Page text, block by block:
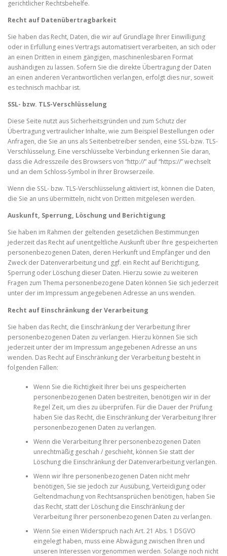
gerichtlicher Rechtsbehelfe.
Recht auf Datenübertragbarkeit
Sie haben das Recht, Daten, die wir auf Grundlage Ihrer Einwilligung
oder in Erfüllung eines Vertrags automatisiert verarbeiten, an sich oder
an einen Dritten in einem gängigen, maschinenlesbaren Format
aushändigen zu lassen. Sofern Sie die direkte Übertragung der Daten
an einen anderen Verantwortlichen verlangen, erfolgt dies nur, soweit
es technisch machbar ist.
SSL- bzw. TLS-Verschlüsselung
Diese Seite nutzt aus Sicherheitsgründen und zum Schutz der
Übertragung vertraulicher Inhalte, wie zum Beispiel Bestellungen oder
Anfragen, die Sie an uns als Seitenbetreiber senden, eine SSL-bzw. TLS-
Verschlüsselung. Eine verschlüsselte Verbindung erkennen Sie daran,
dass die Adresszeile des Browsers von “http://” auf “https://” wechselt
und an dem Schloss-Symbol in Ihrer Browserzeile.
Wenn die SSL- bzw. TLS-Verschlüsselung aktiviert ist, können die Daten,
die Sie an uns übermitteln, nicht von Dritten mitgelesen werden.
Auskunft, Sperrung, Löschung und Berichtigung
Sie haben im Rahmen der geltenden gesetzlichen Bestimmungen
jederzeit das Recht auf unentgeltliche Auskunft über Ihre gespeicherten
personenbezogenen Daten, deren Herkunft und Empfänger und den
Zweck der Datenverarbeitung und ggf. ein Recht auf Berichtigung,
Sperrung oder Löschung dieser Daten. Hierzu sowie zu weiteren
Fragen zum Thema personenbezogene Daten können Sie sich jederzeit
unter der im Impressum angegebenen Adresse an uns wenden.
Recht auf Einschränkung der Verarbeitung
Sie haben das Recht, die Einschränkung der Verarbeitung Ihrer
personenbezogenen Daten zu verlangen. Hierzu können Sie sich
jederzeit unter der im Impressum angegebenen Adresse an uns
wenden. Das Recht auf Einschränkung der Verarbeitung besteht in
folgenden Fällen:
Wenn Sie die Richtigkeit Ihrer bei uns gespeicherten
personenbezogenen Daten bestreiten, benötigen wir in der
Regel Zeit, um dies zu überprüfen. Für die Dauer der Prüfung
haben Sie das Recht, die Einschränkung der Verarbeitung Ihrer
personenbezogenen Daten zu verlangen.
Wenn die Verarbeitung Ihrer personenbezogenen Daten
unrechtmäßig geschah / geschieht, können Sie statt der
Löschung die Einschränkung der Datenverarbeitung verlangen.
Wenn wir Ihre personenbezogenen Daten nicht mehr
benötigen, Sie sie jedoch zur Ausübung, Verteidigung oder
Geltendmachung von Rechtsansprüchen benötigen, haben Sie
das Recht, statt der Löschung die Einschränkung der
Verarbeitung Ihrer personenbezogenen Daten zu verlangen.
Wenn Sie einen Widerspruch nach Art. 21 Abs. 1 DSGVO
eingelegt haben, muss eine Abwägung zwischen Ihren und
unseren Interessen vorgenommen werden. Solange noch nicht